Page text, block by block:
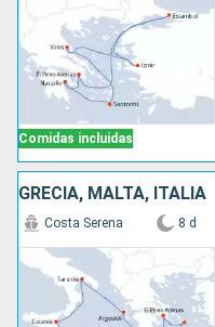
Comidas incluidas
GRECIA, MALTA, ITALIA
Costa Serena 8 d